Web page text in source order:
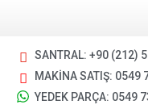
SANTRAL: +90 (212)
MAKİNA SATIŞ: 0549
YEDEK PARÇA: 0549